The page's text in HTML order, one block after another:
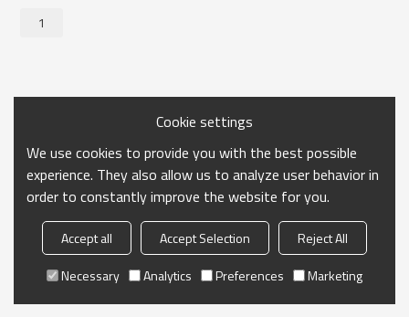
1
Cookie settings
We use cookies to provide you with the best possible
experience. They also allow us to analyze user behavior in
order to constantly improve the website for you.
Accept all Accept Selection
Reject All
Necessary
Analytics Preferences Marketing